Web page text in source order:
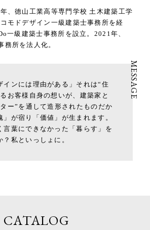
、徳山工業高等専門学校 土木建築工学
モドデザイン一級建築士事務所を経
一級建築士事務所を設立。2021年、
務所を法人化。
インには理由がある」それは“住
お客様自身の想いが、建築家と
ー”を通して造形されたものだか
」が宿り「価値」が生まれます。
言葉にできなかった「暮らす」を
？私といっしょに。
CATALOG